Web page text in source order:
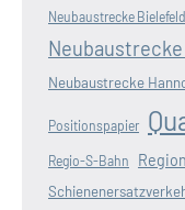
Neubaustrecke
Neubaustrecke
Positionspapier
Regio-S-Bahn